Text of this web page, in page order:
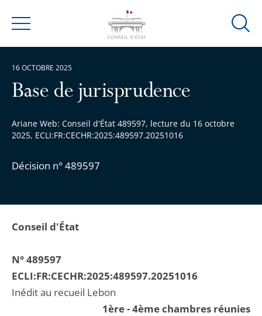
Menu
Ouvrir
Base de jurisprudence
Ariane Web: Conseil d'État 489597, lecture du 16 octobre
2025, ECLI:FR:CECHR:2025:489597.20251016
Décision n° 489597
16 OCTOBRE 2025
Conseil d'État
N° 489597
ECLI:FR:CECHR:2025:489597.20251016
Inédit au recueil Lebon
1ère - 4ème chambres réunies